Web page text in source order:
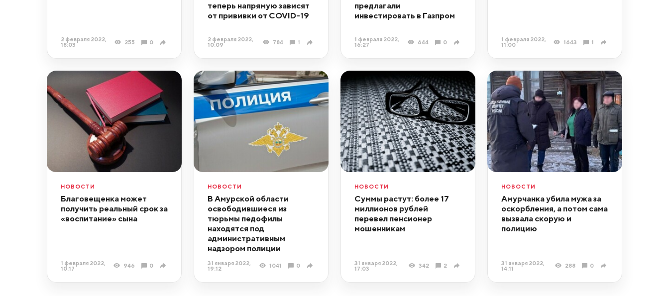
2 февраля 2022,
18:03
255 0
теперь напрямую зависят
от прививки от COVID-19
2 февраля 2022,
10:09
784 1
предлагали
инвестировать в Газпром
1 февраля 2022,
16:27
644 0
1 февраля 2022,
11:00
1643 1
НОВОСТИ
Благовещенка может
получить реальный срок за
«воспитание» сына
1 февраля 2022,
10:17
946 0
НОВОСТИ
В Амурской области
освободившиеся из
тюрьмы педофилы
находятся под
административным
надзором полиции
31 января 2022,
19:12
1041 0
НОВОСТИ
Суммы растут: более 17
миллионов рублей
перевел пенсионер
мошенникам
31 января 2022,
17:03
342 2
НОВОСТИ
Амурчанка убила мужа за
оскорбления, а потом сама
вызвала скорую и
полицию
31 января 2022,
14:11
288 0